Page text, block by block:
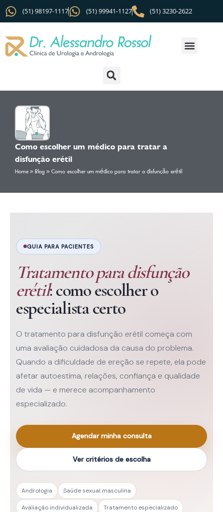
(51) 98197-1117 (51) 99941-1127 (51) 3230-2622
Como escolher um médico para tratar a
disfunção erétil
Home » Blog » Como escolher um médico para tratar a disfunção erétil
GUIA PARA PACIENTES
Tratamento para disfunção
erétil: como escolher o
especialista certo
O tratamento para disfunção erétil começa com
uma avaliação cuidadosa da causa do problema.
Quando a dificuldade de ereção se repete, ela pode
afetar autoestima, relações, confiança e qualidade
de vida — e merece acompanhamento
especializado.
Agendar minha consulta
Ver critérios de escolha
Andrologia Saúde sexual masculina
Avaliação individualizada Tratamento especializado